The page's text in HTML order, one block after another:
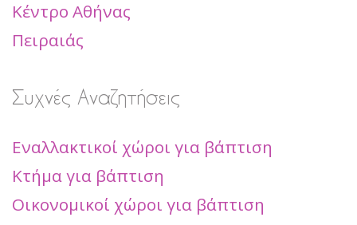
Κέντρο Αθήνας
Πειραιάς
Συχνές Αναζητήσεις
Εναλλακτικοί χώροι για βάπτιση
Κτήμα για βάπτιση
Οικονομικοί χώροι για βάπτιση